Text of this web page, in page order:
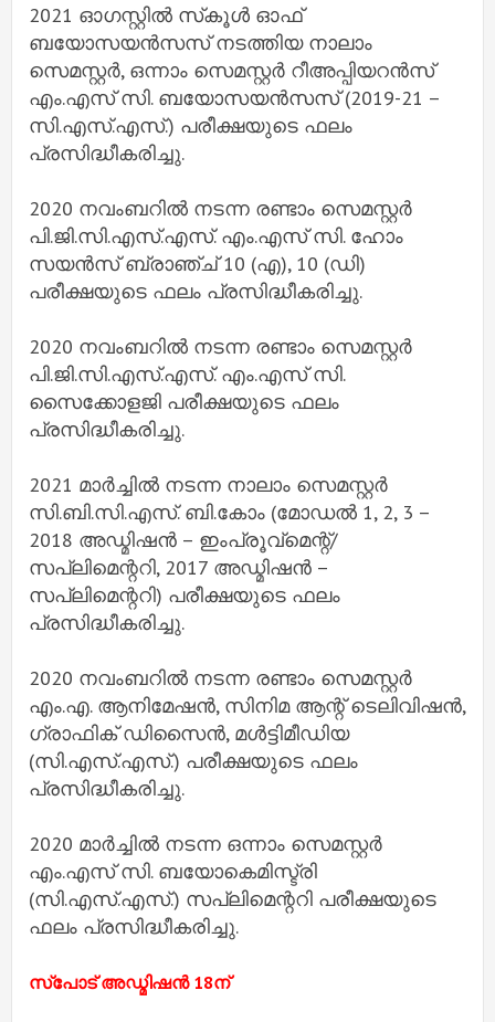
2021 ഓഗസ്റ്റിൽ സ്‌കൂൾ ഓഫ്
ബയോസയൻസസ് നടത്തിയ നാലാം
സെമസ്റ്റർ, ഒന്നാം സെമസ്റ്റർ റീഅപ്പിയറൻസ്
എം.എസ് സി. ബയോസയൻസസ് (2019-21 –
സി.എസ്.എസ്.) പരീക്ഷയുടെ ഫലം
പ്രസിദ്ധീകരിച്ചു.
2020 നവംബറിൽ നടന്ന രണ്ടാം സെമസ്റ്റർ
പി.ജി.സി.എസ്.എസ്. എം.എസ് സി. ഹോം
സയൻസ് ബ്രാഞ്ച് 10 (എ), 10 (ഡി)
പരീക്ഷയുടെ ഫലം പ്രസിദ്ധീകരിച്ചു.
2020 നവംബറിൽ നടന്ന രണ്ടാം സെമസ്റ്റർ
പി.ജി.സി.എസ്.എസ്. എം.എസ് സി.
സൈക്കോളജി പരീക്ഷയുടെ ഫലം
പ്രസിദ്ധീകരിച്ചു.
2021 മാർച്ചിൽ നടന്ന നാലാം സെമസ്റ്റർ
സി.ബി.സി.എസ്. ബി.കോം (മോഡൽ 1, 2, 3 –
2018 അഡ്മിഷൻ – ഇംപ്രൂവ്‌മെന്റ്/
സപ്ലിമെന്ററി, 2017 അഡ്മിഷൻ –
സപ്ലിമെന്ററി) പരീക്ഷയുടെ ഫലം
പ്രസിദ്ധീകരിച്ചു.
2020 നവംബറിൽ നടന്ന രണ്ടാം സെമസ്റ്റർ
എം.എ. ആനിമേഷൻ, സിനിമ ആന്റ് ടെലിവിഷൻ,
ഗ്രാഫിക് ഡിസൈൻ, മൾട്ടിമീഡിയ
(സി.എസ്.എസ്.) പരീക്ഷയുടെ ഫലം
പ്രസിദ്ധീകരിച്ചു.
2020 മാർച്ചിൽ നടന്ന ഒന്നാം സെമസ്റ്റർ
എം.എസ് സി. ബയോകെമിസ്ട്രി
(സി.എസ്.എസ്.) സപ്ലിമെന്ററി പരീക്ഷയുടെ
ഫലം പ്രസിദ്ധീകരിച്ചു.
സ്‌പോട് അഡ്മിഷൻ 18ന്